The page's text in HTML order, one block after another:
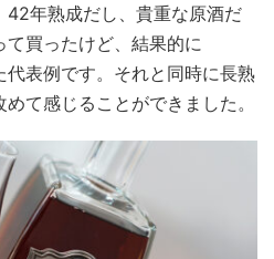
42年熟成だし、貴重な原酒だ
て買ったけど、結果的に
代表例です。それと同時に長熟
て感じることができました。